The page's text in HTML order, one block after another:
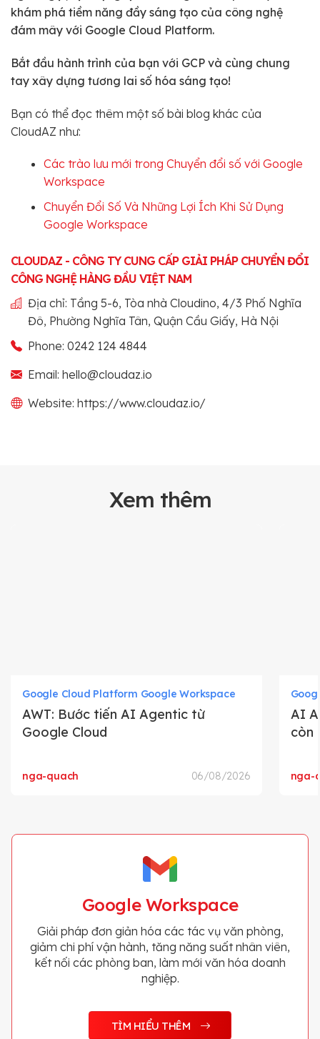
khám phá tiềm năng đầy sáng tạo của công nghệ
đám mây với Google Cloud Platform.
Bắt đầu hành trình của bạn với GCP và cùng chung
tay xây dựng tương lai số hóa sáng tạo!
Bạn có thể đọc thêm một số bài blog khác của
CloudAZ như:
Các trào lưu mới trong Chuyển đổi số với Google
Workspace
Chuyển Đổi Số Và Những Lợi Ích Khi Sử Dụng
Google Workspace
CLOUDAZ - CÔNG TY CUNG CẤP GIẢI PHÁP CHUYỂN ĐỔI
CÔNG NGHỆ HÀNG ĐẦU VIỆT NAM
Địa chỉ: Tầng 5-6, Tòa nhà Cloudino, 4/3 Phố Nghĩa
Đô, Phường Nghĩa Tân, Quận Cầu Giấy, Hà Nội
Phone: 0242 124 4844
Email: hello@cloudaz.io
Website: https://www.cloudaz.io/
Xem thêm
Google Cloud Platform Google Workspace
AWT: Bước tiến AI Agentic từ
Google Cloud
nga-quach 06/08/2026
AI
còn
nga-
Google Workspace
Giải pháp đơn giản hóa các tác vụ văn phòng,
giảm chi phí vận hành, tăng năng suất nhân viên,
kết nối các phòng ban, làm mới văn hóa doanh
nghiệp.
TÌM HIỂU THÊM